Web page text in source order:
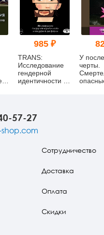
985 ₽
TRANS:
Исследование
гендерной
идентичности и
У
черты.
57-27
Сотрудничество
Доставка
Оплата
Скидки